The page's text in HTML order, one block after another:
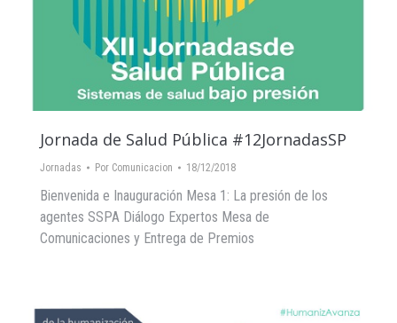
Jornada de Salud Pública #12JornadasSP
Jornadas Por Comunicacion 18/12/2018
Bienvenida e Inauguración Mesa 1: La presión de los
agentes SSPA Diálogo Expertos Mesa de
Comunicaciones y Entrega de Premios